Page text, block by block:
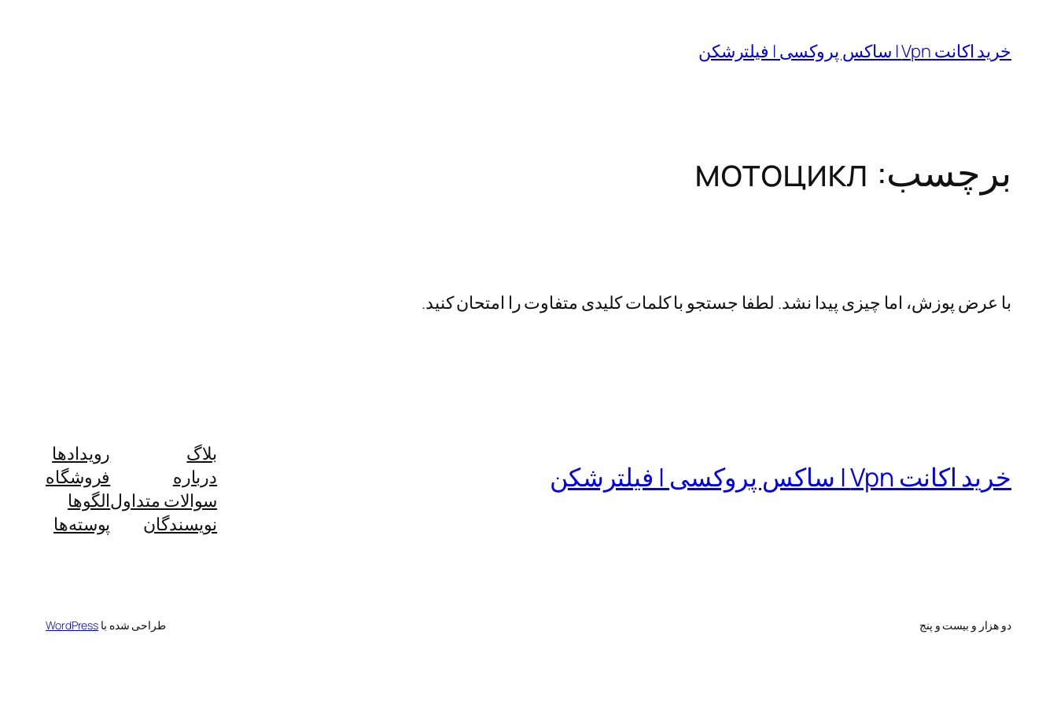
خرید اکانت Vpn | ساکس پروکسی | فیلترشکن
برچسب: мотоцикл
با عرض پوزش، اما چیزی پیدا نشد. لطفا جستجو با کلمات کلیدی متفاوت را امتحان کنید.
خرید اکانت Vpn | ساکس پروکسی | فیلترشکن
بلاگ
درباره
سوالات متداول
نویسندگان
رویدادها
فروشگاه
الگوها
پوسته‌ها
دو هزار و بیست و پنج طراحی شده با WordPress